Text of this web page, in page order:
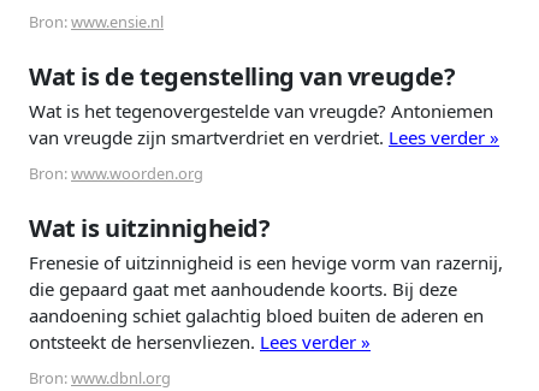
Bron:www.ensie.nl
Wat is de tegenstelling van vreugde?
Wat is het tegenovergestelde van vreugde? Antoniemen
van vreugde zijn smartverdriet en verdriet. Lees verder »
Bron:www.woorden.org
Wat is uitzinnigheid?
Frenesie of uitzinnigheid is een hevige vorm van razernij,
die gepaard gaat met aanhoudende koorts. Bij deze
aandoening schiet galachtig bloed buiten de aderen en
ontsteekt de hersenvliezen. Lees verder »
Bron:www.dbnl.org